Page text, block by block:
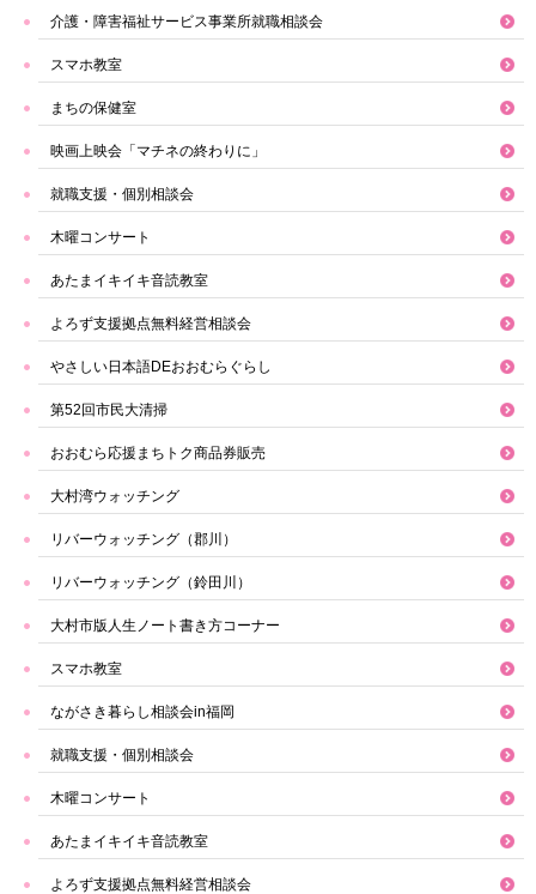
介護・障害福祉サービス事業所就職相談会
スマホ教室
まちの保健室
映画上映会「マチネの終わりに」
就職支援・個別相談会
木曜コンサート
あたまイキイキ音読教室
よろず支援拠点無料経営相談会
やさしい日本語DEおおむらぐらし
第52回市民大清掃
おおむら応援まちトク商品券販売
大村湾ウォッチング
リバーウォッチング（郡川）
リバーウォッチング（鈴田川）
大村市版人生ノート書き方コーナー
スマホ教室
ながさき暮らし相談会in福岡
就職支援・個別相談会
木曜コンサート
あたまイキイキ音読教室
よろず支援拠点無料経営相談会